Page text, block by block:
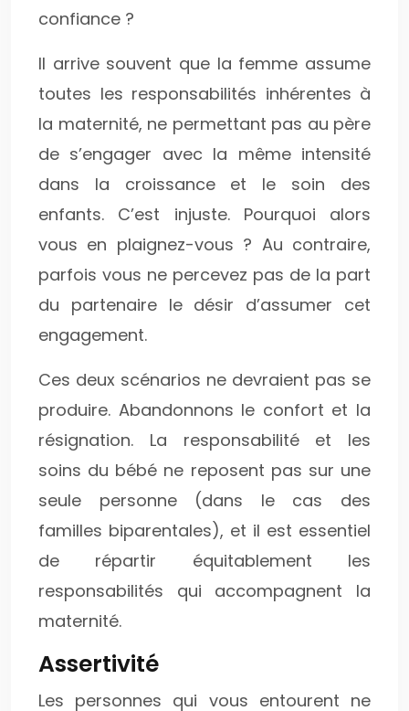
confiance ?
Il arrive souvent que la femme assume
toutes les responsabilités inhérentes à
la maternité, ne permettant pas au père
de s’engager avec la même intensité
dans la croissance et le soin des
enfants. C’est injuste. Pourquoi alors
vous en plaignez-vous ? Au contraire,
parfois vous ne percevez pas de la part
du partenaire le désir d’assumer cet
engagement.
Ces deux scénarios ne devraient pas se
produire. Abandonnons le confort et la
résignation. La responsabilité et les
soins du bébé ne reposent pas sur une
seule personne (dans le cas des
familles biparentales), et il est essentiel
de répartir équitablement les
responsabilités qui accompagnent la
maternité.
Assertivité
Les personnes qui vous entourent ne